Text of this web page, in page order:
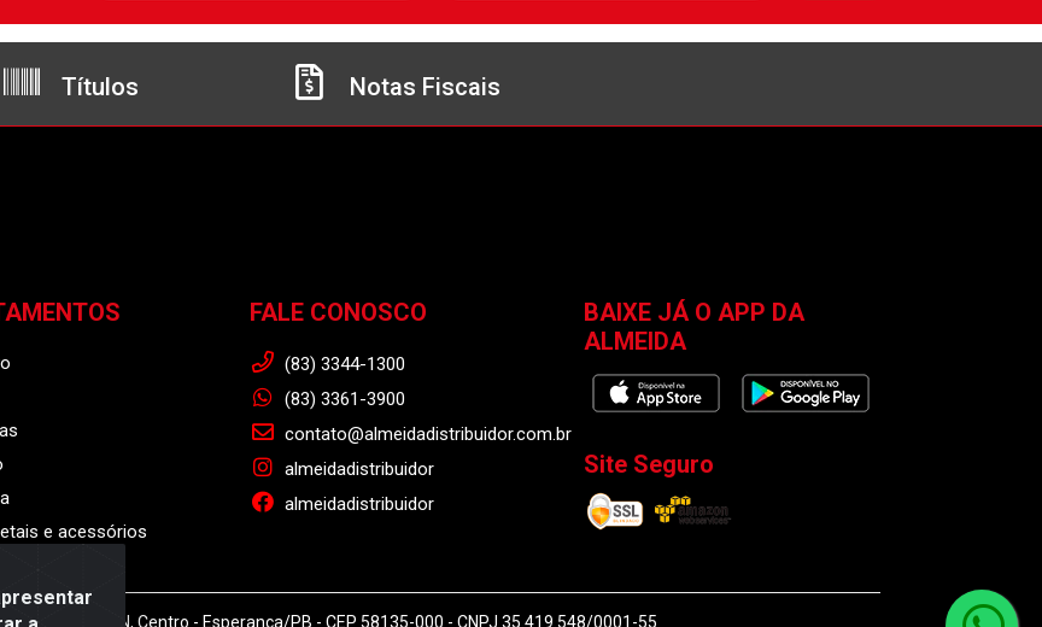
Títulos Notas Fiscais
e acessórios
FALE CONOSCO
(83) 3344-1300
(83) 3361-3900
contato@almeidadistribuidor.com.br
almeidadistribuidor
almeidadistribuidor
BAIXE JÁ O APP DA
ALMEIDA
Site Seguro
BR 104, S/N, Centro - Esperança/PB - CEP 58135-000 - CNPJ 35.419.548/0001-55